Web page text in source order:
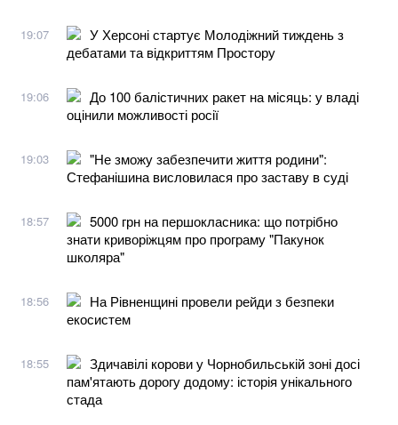
19:07
У Херсоні стартує Молодіжний тиждень з
дебатами та відкриттям Простору
19:06
До 100 балістичних ракет на місяць: у владі
оцінили можливості росії
19:03
"Не зможу забезпечити життя родини":
Стефанішина висловилася про заставу в суді
18:57
5000 грн на першокласника: що потрібно
знати криворіжцям про програму "Пакунок
школяра"
18:56
На Рівненщині провели рейди з безпеки
екосистем
18:55
Здичавілі корови у Чорнобильській зоні досі
пам'ятають дорогу додому: історія унікального
стада